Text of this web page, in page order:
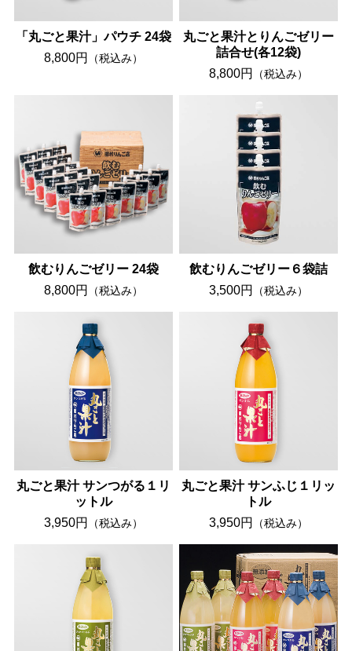
「丸ごと果汁」パウチ 24袋
8,800円
（税込み）
丸ごと果汁とりんごゼリー
詰合せ(各12袋)
8,800円
（税込み）
飲むりんごゼリー 24袋
8,800円
（税込み）
飲むりんごゼリー６袋詰
3,500円
（税込み）
丸ごと果汁 サンつがる１リ
ットル
3,950円
（税込み）
丸ごと果汁 サンふじ１リッ
トル
3,950円
（税込み）